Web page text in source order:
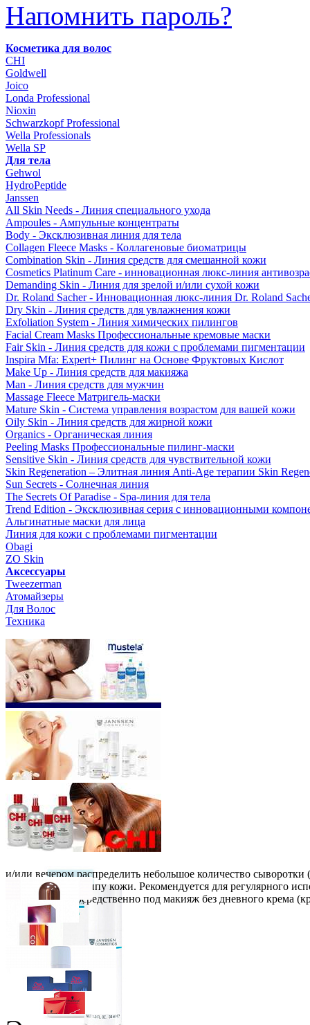
Напомнить пароль?
Косметика для волос
CHI
Goldwell
Joico
Londa Professional
Nioxin
Schwarzkopf Professional
Wella Professionals
Wella SP
Для тела
Gehwol
HydroPeptide
Janssen
All Skin Needs - Линия специального ухода
Ampoules - Ампульные концентраты
Body - Эксклюзивная линия для тела
Collagen Fleece Masks - Коллагеновые биоматрицы
Combination Skin - Линия средств для смешанной кожи
Cosmetics Platinum Care - инновационная люкс-линия
Demanding Skin - Линия для зрелой и/или сухой кожи
Dr. Roland Sacher - Инновационная люкс-линия Dr. Roland
Dry Skin - Линия средств для увлажнения кожи
Exfoliation System - Линия химических пилингов
Facial Cream Masks Профессиональные кремовые маски
Fair Skin - Линия средств для кожи с проблемами пигментации
Inspira Mfa: Expert+ Пилинг на Основе Фруктовых Кислот
Make Up - Линия средств для макияжа
Man - Линия средств для мужчин
Massage Fleece Матригель-маски
Mature Skin - Система управления возрастом для вашей кожи
Oily Skin - Линия средств для жирной кожи
Organics - Органическая линия
Peeling Masks Профессиональные пилинг-маски
Sensitive Skin - Линия средств для чувствительной кожи
Skin Regeneration – Элитная линия Anti-Age терапии Skin
Sun Secrets - Солнечная линия
The Secrets Of Paradise - Spa-линия для тела
Trend Edition - Эксклюзивная серия с инновационными
Альгинатные маски для лица
Линия для кожи с проблемами пигментации
Obagi
ZO Skin
Aксессуары
Tweezerman
Атомайзеры
Для Волос
Техника
и/или вечером распределить небольшое количество
ночной крем по типу кожи. Рекомендуется для регулярного
нанесении непосредственно под макияж без дневного крема
VipBerry Атомайзер - флакон для духов (розовый)
Розничная цена от300р.
Wella Professionals Крем-краска Illumina Color